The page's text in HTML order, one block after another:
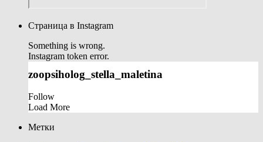
Страница в Instagram
Something is wrong.
Instagram token error.
zoopsiholog_stella_maletina
Follow
Load More
Метки